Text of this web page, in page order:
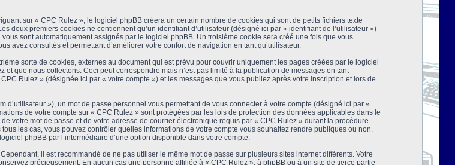
sur « CPC Rulez », le logiciel phpBB créera un certain nombre de cookies qui sont de petits fichiers texte
deux premiers cookies ne contiennent qu’un identifiant d’utilisateur (désigné ici par « identifiant de l’utilisateur »)
sont automatiquement assignés par le logiciel phpBB. Un troisième cookie sera créé une fois que vous
avez consultés et permettant d’améliorer votre confort de navigation en tant qu’utilisateur.
sorte de cookies, externes au document qui est prévu pour couvrir uniquement les pages créées par le logiciel
que nous collectons. Ceci peut correspondre mais n’est pas limité à la publication de messages en tant
Rulez » (désignée ici par « votre compte ») et les messages que vous publiez après votre inscription et lors de
»), un mot de passe personnel vous permettant de vous connecter à votre compte (désigné ici par «
de votre compte sur « CPC Rulez » sont protégées par les lois de protection des données applicables dans le
votre mot de passe et de votre adresse de courrier électronique requis par « CPC Rulez » durant la procédure
les cas, vous pouvez contrôler quelles informations de votre compte vous souhaitez rendre publiques ou non.
phpBB par l’intermédiaire d’une option disponible dans votre compte.
il est recommandé de ne pas utiliser le même mot de passe sur plusieurs sites internet différents. Votre
précieusement. En aucun cas une personne affiliée à « CPC Rulez », à phpBB ou à un site de tierce partie